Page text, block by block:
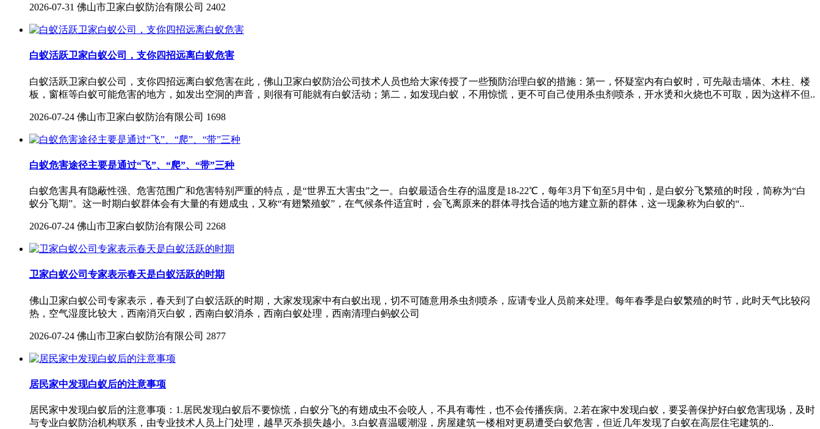
2026-07-31 佛山市卫家白蚁防治有限公司 2402
白蚁活跃卫家白蚁公司，支你四招远离白蚁危害
白蚁活跃卫家白蚁公司，支你四招远离白蚁危害在此，佛山卫家白蚁防治公司技术人员也给大家传授了一些预防治理白蚁的措施：第一，怀疑室内有白蚁时，可先敲击墙体、木柱、楼
板，窗框等白蚁可能危害的地方，如发出空洞的声音，则很有可能就有白蚁活动；第二，如发现白蚁，不用惊慌，更不可自己使用杀虫剂喷杀，开水烫和火烧也不可取，因为这样不但..
2026-07-24 佛山市卫家白蚁防治有限公司 1698
白蚁危害途径主要是通过“飞”、“爬”、“带”三种
白蚁危害具有隐蔽性强、危害范围广和危害特别严重的特点，是“世界五大害虫”之一。白蚁最适合生存的温度是18-22℃，每年3月下旬至5月中旬，是白蚁分飞繁殖的时段，简称为“白
蚁分飞期”。这一时期白蚁群体会有大量的有翅成虫，又称“有翅繁殖蚁”，在气候条件适宜时，会飞离原来的群体寻找合适的地方建立新的群体，这一现象称为白蚁的“..
2026-07-24 佛山市卫家白蚁防治有限公司 2268
卫家白蚁公司专家表示春天是白蚁活跃的时期
佛山卫家白蚁公司专家表示，春天到了白蚁活跃的时期，大家发现家中有白蚁出现，切不可随意用杀虫剂喷杀，应请专业人员前来处理。每年春季是白蚁繁殖的时节，此时天气比较闷
热，空气湿度比较大，西南消灭白蚁，西南白蚁消杀，西南白蚁处理，西南清理白蚂蚁公司
2026-07-24 佛山市卫家白蚁防治有限公司 2877
居民家中发现白蚁后的注意事项
居民家中发现白蚁后的注意事项：1.居民发现白蚁后不要惊慌，白蚁分飞的有翅成虫不会咬人，不具有毒性，也不会传播疾病。2.若在家中发现白蚁，要妥善保护好白蚁危害现场，及时
与专业白蚁防治机构联系，由专业技术人员上门处理，越早灭杀损失越小。3.白蚁喜温暖潮湿，房屋建筑一楼相对更易遭受白蚁危害，但近几年发现了白蚁在高层住宅建筑的..